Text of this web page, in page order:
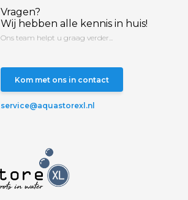
Vragen?
Wij hebben alle kennis in huis!
Ons team helpt u graag verder...
Kom met ons in contact
service@aquastorexl.nl